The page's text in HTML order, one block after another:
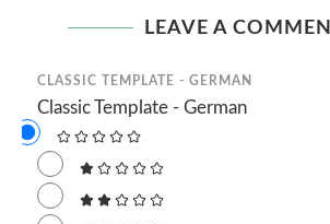
LEAVE A
CLASSIC TEMPLATE - GERMAN
Classic Template - German